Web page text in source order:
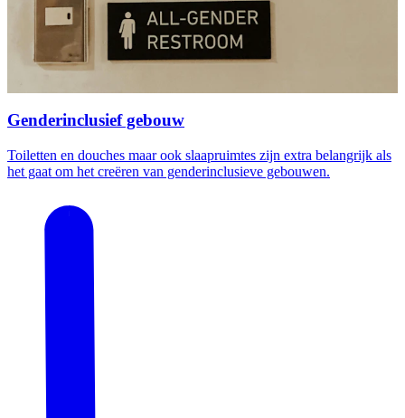
Genderinclusief gebouw
Toiletten en douches maar ook slaapruimtes zijn extra belangrijk als
het gaat om het creëren van genderinclusieve gebouwen.